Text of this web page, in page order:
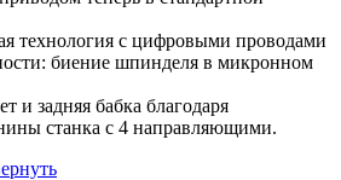
технология с цифровыми проводами
биение шпинделя в микронном
задняя бабка благодаря
станка с 4 направляющими.